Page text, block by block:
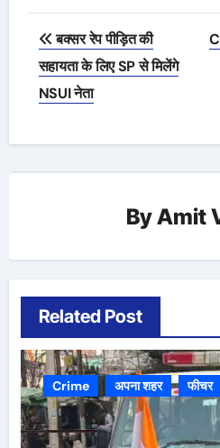
Post
navigation
बक्सर रेप पीड़ित की
सहायता के लिए SP से मिलेंगे
NSUI नेता
ByAmit
Related Post
Crime अपना शहर फीचर